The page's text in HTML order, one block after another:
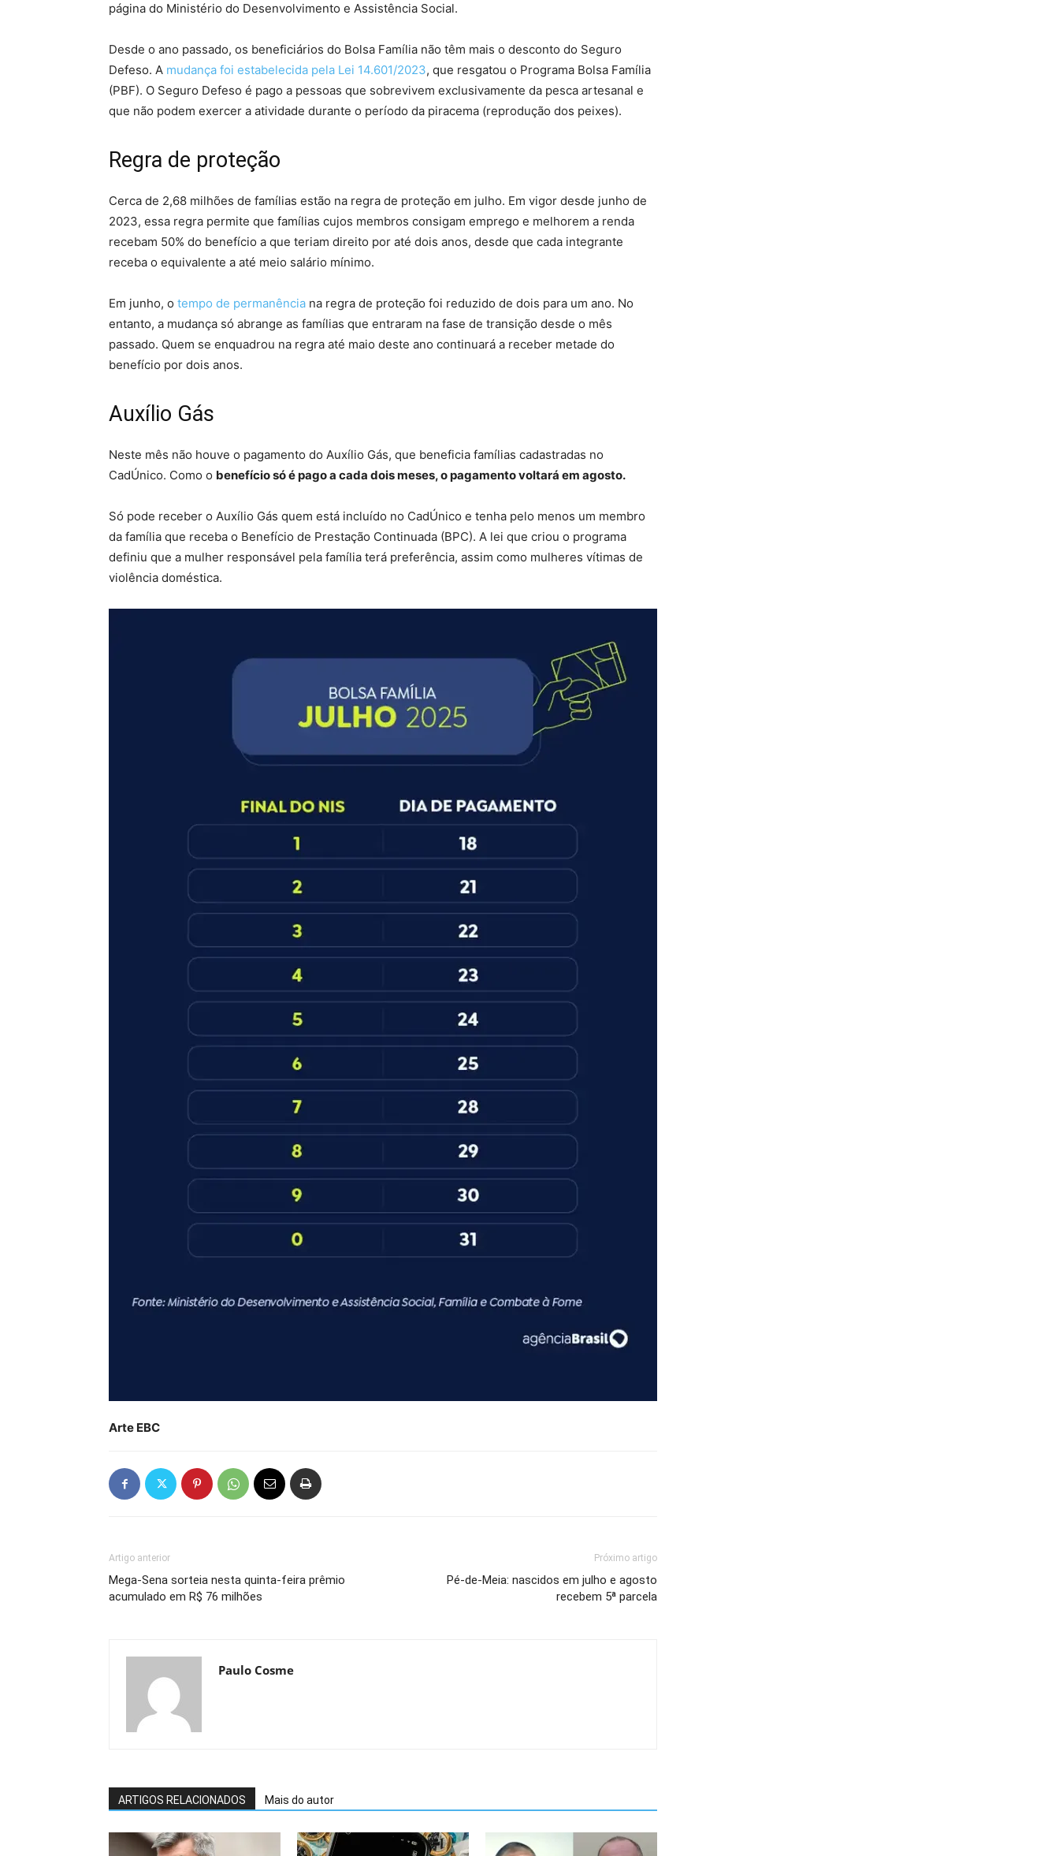
página do Ministério do Desenvolvimento e Assistência Social.
Desde o ano passado, os beneficiários do Bolsa Família não têm mais o desconto do Seguro
Defeso. A mudança foi estabelecida pela Lei 14.601/2023, que resgatou o Programa Bolsa Família
(PBF). O Seguro Defeso é pago a pessoas que sobrevivem exclusivamente da pesca artesanal e
que não podem exercer a atividade durante o período da piracema (reprodução dos peixes).
Regra de proteção
Cerca de 2,68 milhões de famílias estão na regra de proteção em julho. Em vigor desde junho de
2023, essa regra permite que famílias cujos membros consigam emprego e melhorem a renda
recebam 50% do benefício a que teriam direito por até dois anos, desde que cada integrante
receba o equivalente a até meio salário mínimo.
Em junho, o tempo de permanência na regra de proteção foi reduzido de dois para um ano. No
entanto, a mudança só abrange as famílias que entraram na fase de transição desde o mês
passado. Quem se enquadrou na regra até maio deste ano continuará a receber metade do
benefício por dois anos.
Auxílio Gás
Neste mês não houve o pagamento do Auxílio Gás, que beneficia famílias cadastradas no
CadÚnico. Como o benefício só é pago a cada dois meses, o pagamento voltará em agosto.
Só pode receber o Auxílio Gás quem está incluído no CadÚnico e tenha pelo menos um membro
da família que receba o Benefício de Prestação Continuada (BPC). A lei que criou o programa
definiu que a mulher responsável pela família terá preferência, assim como mulheres vítimas de
violência doméstica.
Arte EBC
Artigo anterior
Mega-Sena sorteia nesta quinta-feira prêmio
acumulado em R$ 76 milhões
Próximo artigo
Pé-de-Meia: nascidos em julho e agosto
recebem 5ª parcela
Paulo Cosme
ARTIGOS RELACIONADOS Mais do autor